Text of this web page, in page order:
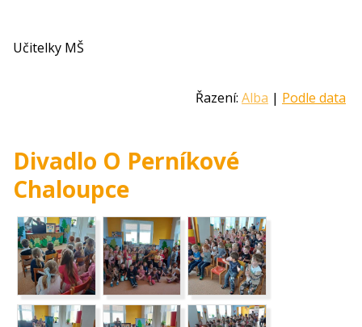
Učitelky MŠ
Řazení: Alba | Podle data
Divadlo O Perníkové
Chaloupce